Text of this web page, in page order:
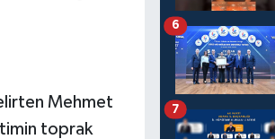
Mehmet
toprak
6
7